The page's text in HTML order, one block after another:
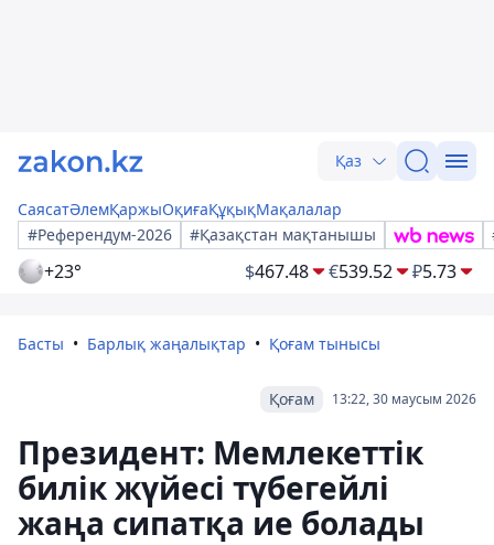
Қаз
СаясатӘлемҚаржыОқиғаҚұқықМақалалар
#Референдум-2026
#Қазақстан мақтанышы
+23° $467.48 €539.52 ₽5.73
Басты Барлық жаңалықтар Қоғам тынысы
13:22, 30 маусым 2026
Қоғам
Президент: Мемлекеттік
билік жүйесі түбегейлі
жаңа сипатқа ие болады